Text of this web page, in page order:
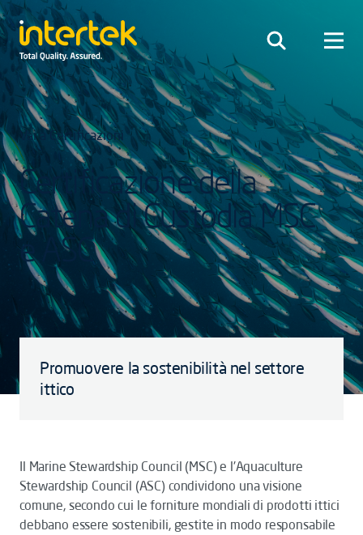
Vai a Certificazioni
Certificazione della
Catena di Custodia MSC
e ASC
Promuovere la sostenibilità nel settore
ittico
Il Marine Stewardship Council (MSC) e l'Aquaculture
Stewardship Council (ASC) condividono una visione
comune, secondo cui le forniture mondiali di prodotti ittici
debbano essere sostenibili, gestite in modo responsabile